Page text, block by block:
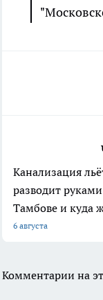
Канализация
разводит
Тамбове и куда
6 августа
Комментарии на